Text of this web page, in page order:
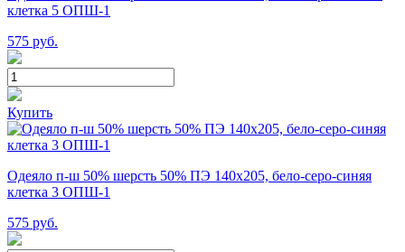
клетка 5 ОПШ-1
575 руб.
Купить
Одеяло п-ш 50% шерсть 50% ПЭ 140х205, бело-серо-синяя
клетка 3 ОПШ-1
575 руб.